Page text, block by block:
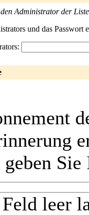
Administrator der
und das
geben
leer